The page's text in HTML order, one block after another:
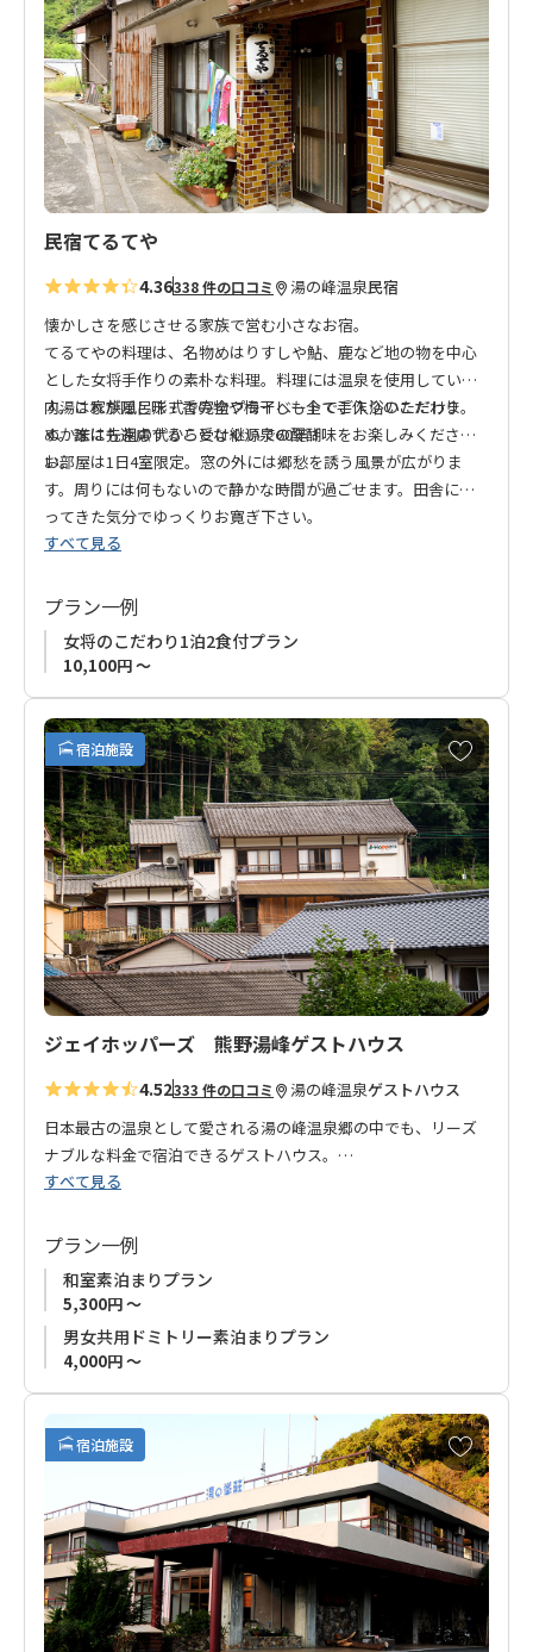
入
り
に
追
加
民宿てるてや
4.36338 件の口コミ 湯の峰温泉民宿
懐かしさを感じさせる家族で営む小さなお宿。
てるてやの料理は、名物めはりすしや鮎、鹿など地の物を中心
とした女将手作りの素朴な料理。料理には温泉を使用していま
す。これが隠し味！香の物や梅干しも全て手作りのこだわり。
ぬか床は先祖の代から受け継いで60年！
内湯は家族風呂形式で完全プライベートでご入浴いただけま
す。誰にも遠慮することなく源泉の醍醐味をお楽しみくださ
い。
お部屋は1日4室限定。窓の外には郷愁を誘う風景が広がりま
す。周りには何もないので静かな時間が過ごせます。田舎に帰
ってきた気分でゆっくりお寛ぎ下さい。
お申込みの受付はご利用希望日の1ケ月前から承ります。恐れ入
りますが、事前受付はいたしかねますので、ご利用希望日の1ケ
月前以降にお申込みいただきますようお願い申し上げます。
併せて、熊野トラベルを通じた新規お申込みは、システム上、
予約受付期間が非常に短いことを予めご了承ください。
すべて見る
プラン一例
女将のこだわり1泊2食付プラン
10,100円 ～
宿泊施設
お
気
に
入
り
に
追
加
ジェイホッパーズ 熊野湯峰ゲストハウス
4.52333 件の口コミ 湯の峰温泉ゲストハウス
日本最古の温泉として愛される湯の峰温泉郷の中でも、リーズ
ナブルな料金で宿泊できるゲストハウス。
お部屋は、和室、洋室（2段ベッド2台）、男女共用ドミトリ
旅のお客様も大歓迎です！
源泉かけ流しの内湯と露天風呂があり、お客様各組でプライベ
ート利用（貸切利用）することができます。
旅の疲れを源泉かけ流しの湯で癒してください。
熊野本宮大社へのご参拝、熊野古道歩きに『ジェイホッパー
ズ 熊野湯峰ゲストハウス』をご利用くださいませ。
■お申込み受付について
お申込みの受付はご利用希望日の６ケ月前からです。
すべて見る
プラン一例
和室素泊まりプラン
5,300円 ～
男女共用ドミトリー素泊まりプラン
4,000円 ～
宿泊施設
お
気
に
入
り
に
追
加